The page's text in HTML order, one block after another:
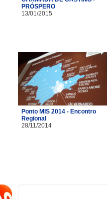
PRÓSPERO
13/01/2015
Ponto MIS 2014 - Encontro
Regional
28/11/2014